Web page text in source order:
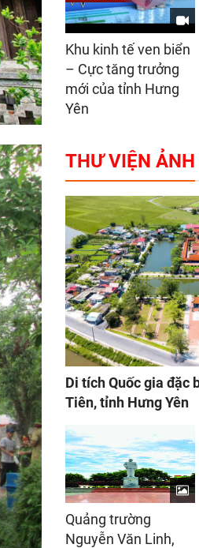
Khu kinh tế ven biển
– Cực tăng trưởng
mới của tỉnh Hưng
Yên
THƯ VIỆN ẢNH
Di tích Quốc gia đặc
Tiên, tỉnh Hưng Yên
Quảng trường
Nguyễn Văn Linh,